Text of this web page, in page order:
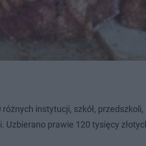
instytucji, szkół, przedszkoli,
prawie 120 tysięcy